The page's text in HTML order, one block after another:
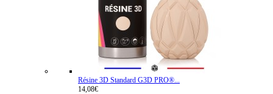
Résine 3D Standard G3D PRO®...
14,08€